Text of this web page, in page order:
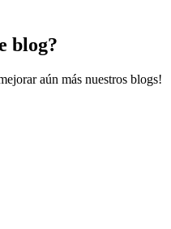
blog?
aún más nuestros blogs!